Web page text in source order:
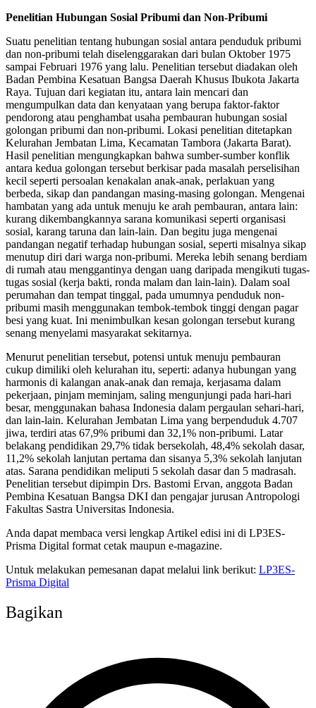
Penelitian Hubungan Sosial Pribumi dan Non-Pribumi
Suatu penelitian tentang hubungan sosial antara penduduk pribumi
dan non-pribumi telah diselenggarakan dari bulan Oktober 1975
sampai Februari 1976 yang lalu. Penelitian tersebut diadakan oleh
Badan Pembina Kesatuan Bangsa Daerah Khusus Ibukota Jakarta
Raya. Tujuan dari kegiatan itu, antara lain mencari dan
mengumpulkan data dan kenyataan yang berupa faktor-faktor
pendorong atau penghambat usaha pembauran hubungan sosial
golongan pribumi dan non-pribumi. Lokasi penelitian ditetapkan
Kelurahan Jembatan Lima, Kecamatan Tambora (Jakarta Barat).
Hasil penelitian mengungkapkan bahwa sumber-sumber konflik
antara kedua golongan tersebut berkisar pada masalah perselisihan
kecil seperti persoalan kenakalan anak-anak, perlakuan yang
berbeda, sikap dan pandangan masing-masing golongan. Mengenai
hambatan yang ada untuk menuju ke arah pembauran, antara lain:
kurang dikembangkannya sarana komunikasi seperti organisasi
sosial, karang taruna dan lain-lain. Dan begitu juga mengenai
pandangan negatif terhadap hubungan sosial, seperti misalnya sikap
menutup diri dari warga non-pribumi. Mereka lebih senang berdiam
di rumah atau menggantinya dengan uang daripada mengikuti tugas-
tugas sosial (kerja bakti, ronda malam dan lain-lain). Dalam soal
perumahan dan tempat tinggal, pada umumnya penduduk non-
pribumi masih menggunakan tembok-tembok tinggi dengan pagar
besi yang kuat. Ini menimbulkan kesan golongan tersebut kurang
senang menyelami masyarakat sekitarnya.
Menurut penelitian tersebut, potensi untuk menuju pembauran
cukup dimiliki oleh kelurahan itu, seperti: adanya hubungan yang
harmonis di kalangan anak-anak dan remaja, kerjasama dalam
pekerjaan, pinjam meminjam, saling mengunjungi pada hari-hari
besar, menggunakan bahasa Indonesia dalam pergaulan sehari-hari,
dan lain-lain. Kelurahan Jembatan Lima yang berpenduduk 4.707
jiwa, terdiri atas 67,9% pribumi dan 32,1% non-pribumi. Latar
belakang pendidikan 29,7% tidak bersekolah, 48,4% sekolah dasar,
11,2% sekolah lanjutan pertama dan sisanya 5,3% sekolah lanjutan
atas. Sarana pendidikan meliputi 5 sekolah dasar dan 5 madrasah.
Penelitian tersebut dipimpin Drs. Bastomi Ervan, anggota Badan
Pembina Kesatuan Bangsa DKI dan pengajar jurusan Antropologi
Fakultas Sastra Universitas Indonesia.
Anda dapat membaca versi lengkap Artikel edisi ini di LP3ES-
Prisma Digital format cetak maupun e-magazine.
Untuk melakukan pemesanan dapat melalui link berikut: LP3ES-
Prisma Digital
Bagikan